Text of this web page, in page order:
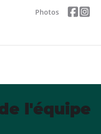
Photos
l'équipe